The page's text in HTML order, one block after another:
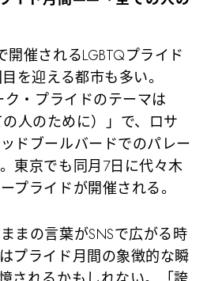
催されるLGBTQプライド
を迎える都市も多い。
・プライドのテーマは
の人のために）」で、ロサ
ドブールバードでのパレー
東京でも同月7日に代々木
プライドが開催される。
まの言葉がSNSで広がる時
プライド月間の象徴的な瞬